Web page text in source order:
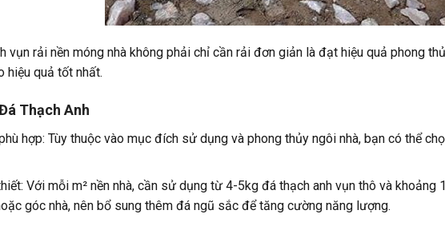
vụn rải nền móng nhà không phải chỉ cần rải đơn giản là đạt hiệu quả phong
hiệu quả tốt nhất.
Thạch Anh
hợp: Tùy thuộc vào mục đích sử dụng và phong thủy ngôi nhà, bạn có thể
Với mỗi m² nền nhà, cần sử dụng từ 4-5kg đá thạch anh vụn thô và
góc nhà, nên bổ sung thêm đá ngũ sắc để tăng cường năng lượng.